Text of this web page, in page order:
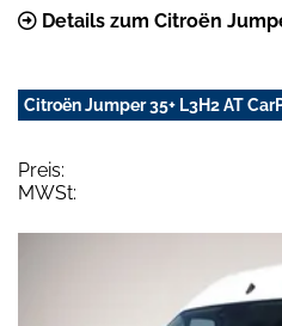
Details zum Citroën
Citroën Jumper 35+ L3H2 AT
Preis:
MWSt: